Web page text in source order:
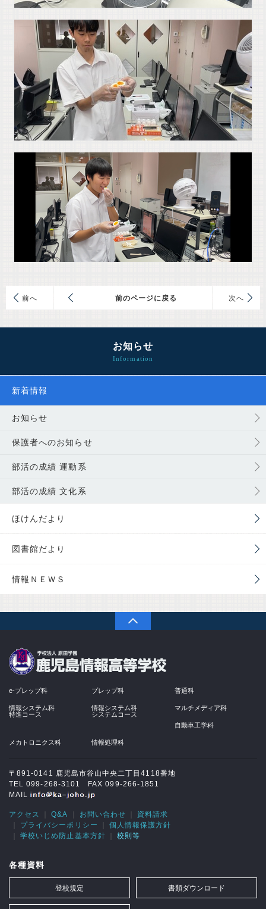
前のページに戻る
前 次
お知らせ
新着情報
お知らせ
保護者へのお知らせ
部活の成績 運動系
部活の成績 文化系
ほけんだより
図書館だより
情報ＮＥＷＳ
e-プレップ科 プレップ科 普通科
情報システム科
特進コース
情報システム科
システムコース
マルチメディア科
自動車工学科
メカトロニクス科 情報処理科
〒891-0141 鹿児島市谷山中央二丁目4118番地
TEL 099-268-3101 FAX 099-266-1851
MAIL
アクセス Q&A お問い合わせ
資料請求
プライバシーポリシー
個人情報保護方針
学校いじめ防止基本方針
校則等
各種資料
登校規定 書類ダウンロード